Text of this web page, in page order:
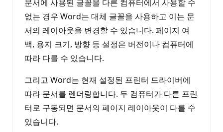
문서에 사용된 글꼴을 다른 컴퓨터에서 사용할 수
없는 경우 Word는 대체 글꼴을 사용하고 이는 문
서의 레이아웃을 변경할 수 있습니다. 페이지 여
백, 용지 크기, 방향 등 설정은 버전이나 컴퓨터에
따라 다를 수 있습니다.
그리고 Word는 현재 설정된 프린터 드라이버에
따라 문서를 렌더링합니다. 두 컴퓨터가 다른 프린
터로 구동되면 문서의 페이지 레이아웃이 다를 수
있습니다.